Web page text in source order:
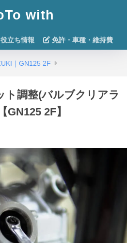
with
立ち情報 免許・車種・維持費
｜GN125 2F
ト調整(バルブクリアラ
GN125 2F】